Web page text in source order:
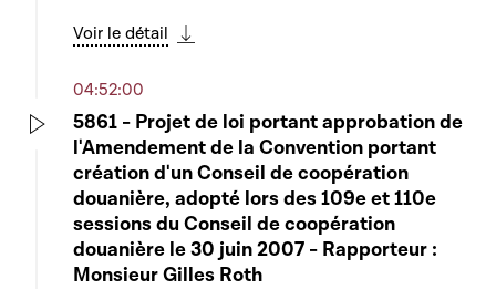
Voir le détail
04:52:00
5861 - Projet de loi portant approbation de
l'Amendement de la Convention portant
création d'un Conseil de coopération
douanière, adopté lors des 109e et 110e
sessions du Conseil de coopération
douanière le 30 juin 2007 - Rapporteur :
Monsieur Gilles Roth